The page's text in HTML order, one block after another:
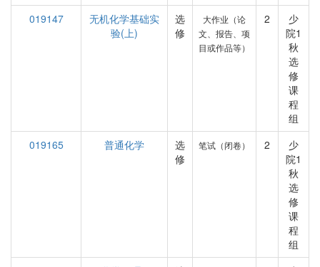
019147
无机化学基础实
验(上)
选
修
大作业（论
文、报告、项
目或作品等）
2
少
院1
秋
选
修
课
程
组
019165
普通化学
选
修
笔试（闭卷） 2
少
院1
秋
选
修
课
程
组